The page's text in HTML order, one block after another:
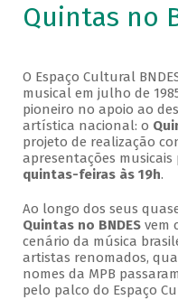
Quintas no
O Espaço Cultural
musical em julho de
pioneiro no apoio ao
artística nacional: o
projeto de realização
apresentações
quintas-feiras às 19h.
Ao longo dos seus
Quintas no BNDESvem
cenário da música
artistas renomados,
nomes da MPB
pelo palco do Espaço